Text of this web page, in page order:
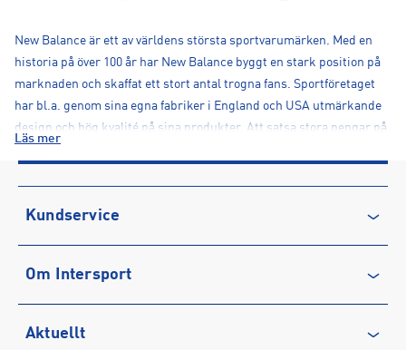
New Balance är ett av världens största sportvarumärken. Med en
historia på över 100 år har New Balance byggt en stark position på
marknaden och skaffat ett stort antal trogna fans. Sportföretaget
har bl.a. genom sina egna fabriker i England och USA utmärkande
design och hög kvalité på sina produkter. Att satsa stora pengar på
Läs mer
Kundservice
Vanliga frågor & svar
Köpvillkor
Om Intersport
Karriär på INTERSPORT
Aktuellt